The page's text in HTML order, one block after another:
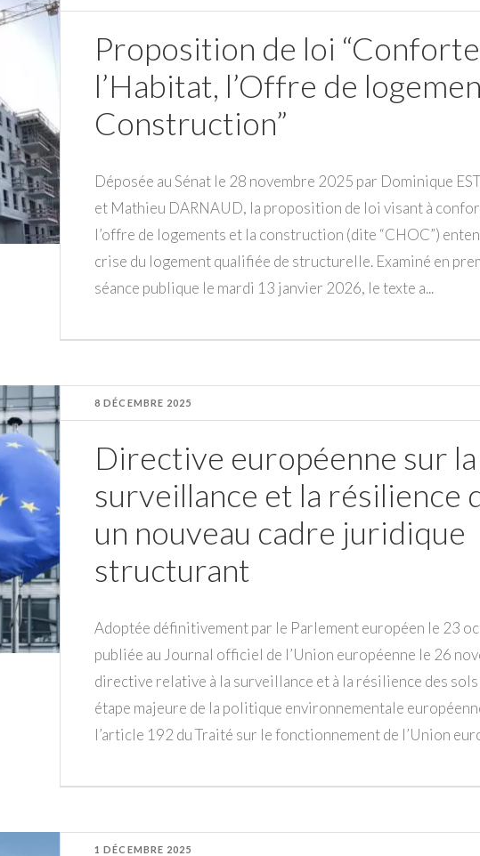
Proposition de loi
l’Habitat, l’Offre de
Construction”
Déposée au Sénat le 28 novembre 2025 par Dominique
et Mathieu DARNAUD, la proposition de loi visant à
l’offre de logements et la construction (dite “CHOC”)
crise du logement qualifiée de structurelle. Examiné en
séance publique le mardi 13 janvier 2026, le texte a...
8 DÉCEMBRE 2025
Directive européenne sur la
surveillance et la résilience
un nouveau cadre juridique
structurant
Adoptée définitivement par le Parlement européen le 23
publiée au Journal officiel de l’Union européenne le 26
directive relative à la surveillance et à la résilience des sols
étape majeure de la politique environnementale
l’article 192 du Traité sur le fonctionnement de l’Union
1 DÉCEMBRE 2025